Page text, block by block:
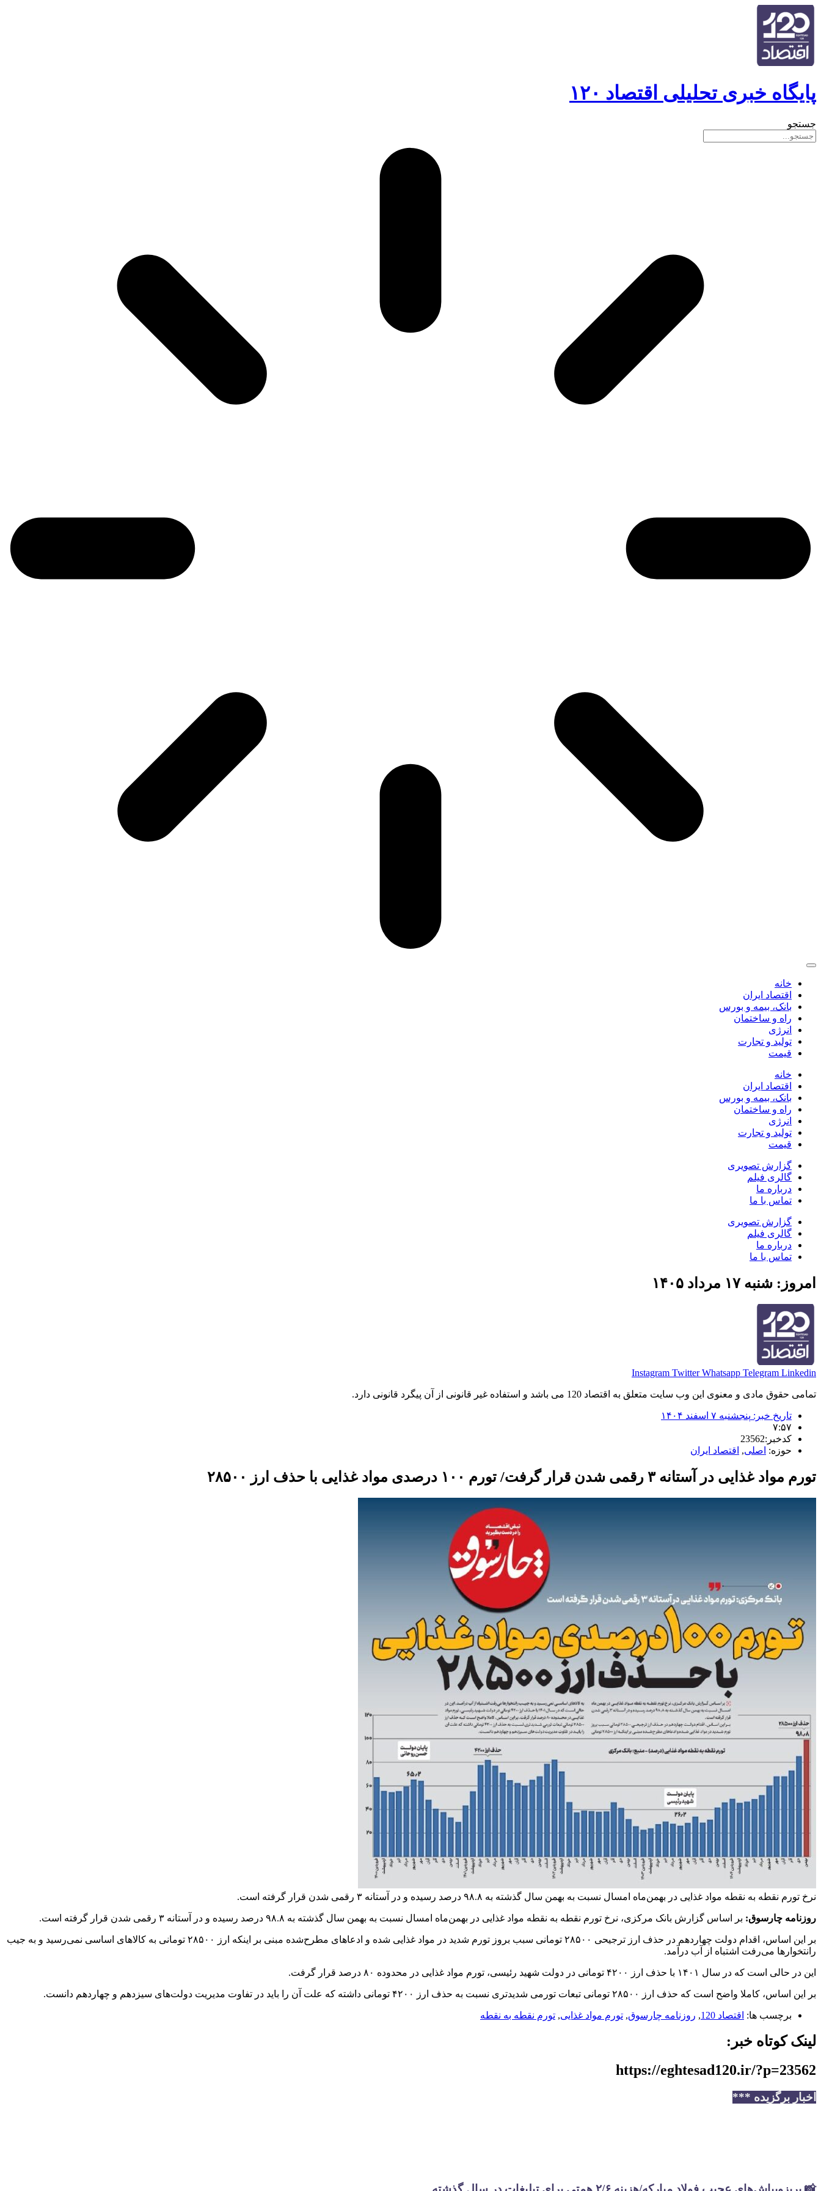
پایگاه خبری تحلیلی اقتصاد ۱۲۰
جستجو
خانه
اقتصاد ایران
بانک، بیمه و بورس
راه و ساختمان
انرژی
تولید و تجارت
قیمت
خانه
اقتصاد ایران
بانک، بیمه و بورس
راه و ساختمان
انرژی
تولید و تجارت
قیمت
گزارش تصویری
گالری فیلم
درباره ما
تماس با ما
گزارش تصویری
گالری فیلم
درباره ما
تماس با ما
امروز: شنبه ۱۷ مرداد ۱۴۰۵
Instagram Twitter Whatsapp Telegram Linkedin
تمامی حقوق مادی و معنوی این وب سایت متعلق به اقتصاد 120 می باشد و استفاده غیر قانونی از آن پیگرد قانونی دارد.
تاریخ خبر: پنجشنبه ۷ اسفند ۱۴۰۴
۷:۵۷
کدخبر:23562
حوزه: اصلی, اقتصاد ایران
تورم مواد غذایی در آستانه ۳ رقمی شدن قرار گرفت/ تورم ۱۰۰ درصدی مواد غذایی با حذف ارز ۲۸۵۰۰
نرخ تورم نقطه به نقطه مواد غذایی در بهمن‌ماه امسال نسبت به بهمن سال گذشته به ۹۸.۸ درصد رسیده و در آستانه ۳ رقمی شدن قرار گرفته است.
روزنامه چارسوق: بر اساس گزارش بانک مرکزی، نرخ تورم نقطه به نقطه مواد غذایی در بهمن‌ماه امسال نسبت به بهمن سال گذشته به ۹۸.۸ درصد رسیده و در آستانه ۳ رقمی شدن قرار گرفته است.
بر این اساس، اقدام دولت چهاردهم در حذف ارز ترجیحی ۲۸۵۰۰ تومانی سبب بروز تورم شدید در مواد غذایی شده و ادعاهای مطرح‌شده مبنی بر اینکه ارز ۲۸۵۰۰ تومانی به کالاهای اساسی نمی‌رسید و به جیب
رانتخوارها می‌رفت اشتباه از آب درآمد.
این در حالی است که در سال ۱۴۰۱ با حذف ارز ۴۲۰۰ تومانی در دولت شهید رئیسی، تورم مواد غذایی در محدوده ۸۰ درصد قرار گرفت.
بر این اساس، کاملا واضح است که حذف ارز ۲۸۵۰۰ تومانی تبعات تورمی شدیدتری نسبت به حذف ارز ۴۲۰۰ تومانی داشته که علت آن را باید در تفاوت مدیریت دولت‌های سیزدهم و چهاردهم دانست.
برچسب ها: اقتصاد 120 , روزنامه چارسوق, تورم مواد غذایی, تورم نقطه به نقطه
لینک کوتاه خبر:
https://eghtesad120.ir/?p=23562
اخبار برگزیده ***